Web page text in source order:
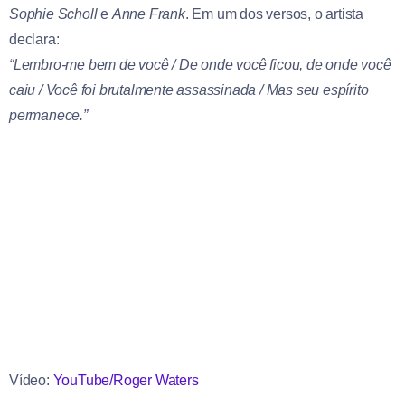
Sophie Scholle Anne Frank. Em um dos versos, o artista
declara:
“Lembro-me bem de você / De onde você ficou, de onde você
caiu / Você foi brutalmente assassinada / Mas seu espírito
permanece.”
Vídeo: YouTube/Roger Waters